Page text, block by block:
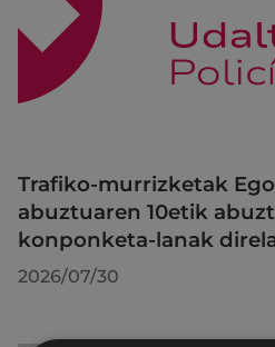
Trafiko-murrizketak
abuztuaren 10etik
konponketa-lanak
2026/07/30